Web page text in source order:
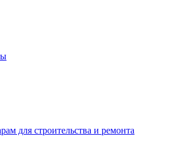
для строительства и ремонта